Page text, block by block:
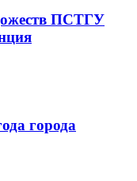
ПСТГУ
города